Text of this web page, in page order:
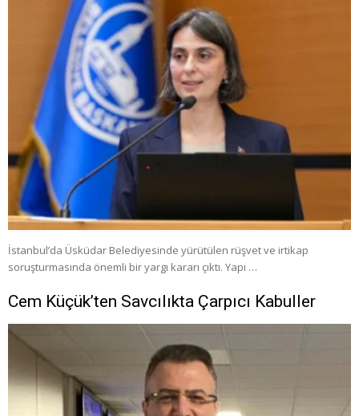
İstanbul’da Üsküdar Belediyesinde yürütülen rüşvet ve irtikap
soruşturmasında önemli bir yargı kararı çıktı. Yapı …
Cem Küçük’ten Savcılıkta Çarpıcı Kabuller